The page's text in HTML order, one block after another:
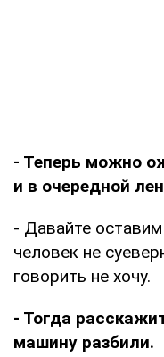
- Теперь можно
и в очередной
- Давайте
человек не
говорить не хочу.
- Тогда
машину разбили.